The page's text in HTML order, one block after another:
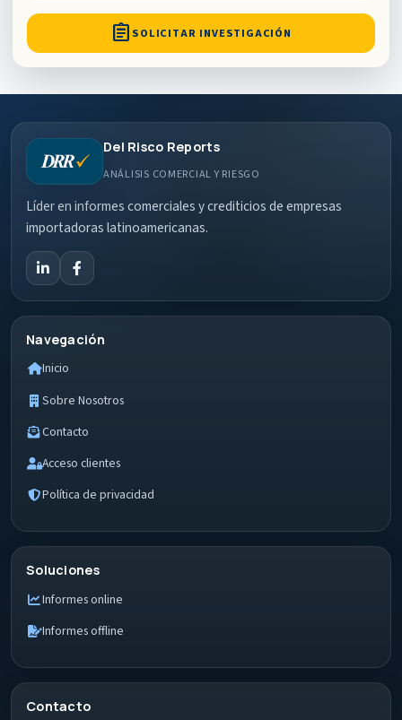
assignment SOLICITAR INVESTIGACIÓN
Del Risco Reports
ANÁLISIS COMERCIAL Y RIESGO
Líder en informes comerciales y crediticios de empresas
importadoras latinoamericanas.
Navegación
Inicio
Sobre Nosotros
Contacto
Acceso clientes
Política de privacidad
Soluciones
Informes online
Informes offline
Contacto